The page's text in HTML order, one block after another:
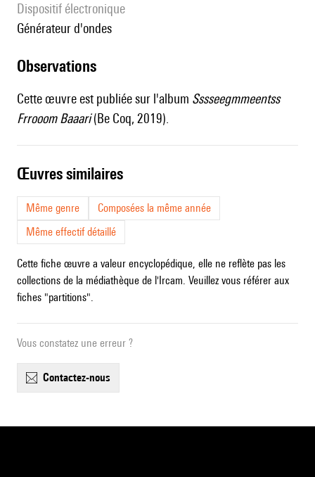
Dispositif électronique
générateur d'ondes
observations
Cette œuvre est publiée sur l'album Sssseegmmeentss
Frrooom Baaari(Be Coq, 2019).
œuvres similaires
Même genre
Composées la même année
Même effectif détaillé
Cette fiche œuvre a valeur encyclopédique, elle ne reflète pas les
collections de la médiathèque de l'Ircam. Veuillez vous référer aux
fiches "partitions".
Vous constatez une erreur ?
contactez-nous